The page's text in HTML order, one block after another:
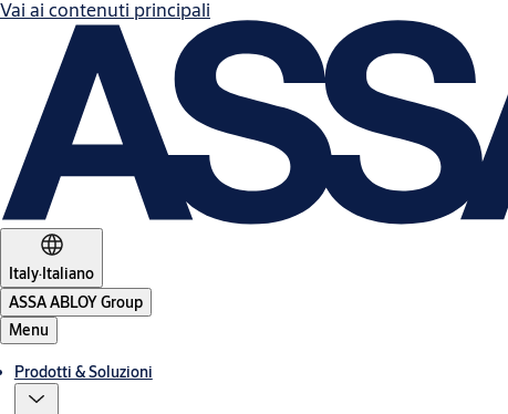
Vai ai contenuti principali
Italy·Italiano
ASSA ABLOY Group
Menu
Prodotti & Soluzioni